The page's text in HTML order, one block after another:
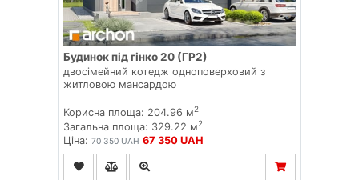
Будинок під гінко 20 (ГР2)
двосімейний котедж одноповерховий з
житловою мансардою
Корисна площа: 204.96 м2
Загальна площа: 329.22 м2
Ціна: 70 350 UAH 67 350 UAH